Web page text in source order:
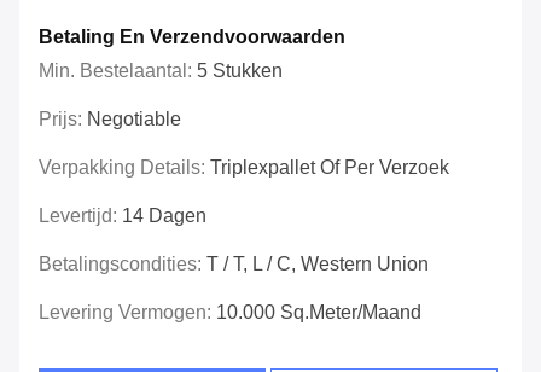
Betaling En Verzendvoorwaarden
Min. Bestelaantal: 5 Stukken
Prijs: Negotiable
Verpakking Details: Triplexpallet Of Per Verzoek
Levertijd: 14 Dagen
Betalingscondities: T / T, L / C, Western Union
Levering Vermogen: 10.000 Sq.meter/Maand